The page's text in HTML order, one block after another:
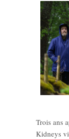
Trois ans
Kidneys